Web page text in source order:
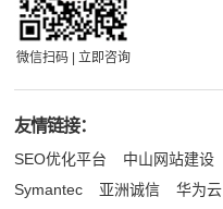
微信扫码 | 立即咨询
友情链接：
SEO优化平台 中山网站建设
Symantec
亚洲诚信 华为云